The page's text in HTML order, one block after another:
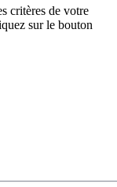
critères de votre
sur le bouton